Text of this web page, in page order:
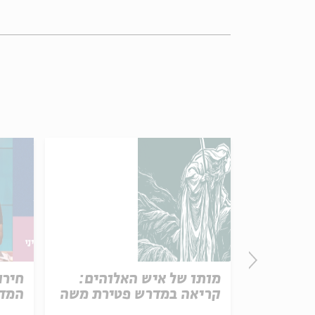
מותו של איש האלוהים:
קריאה במדרש פטירת משה